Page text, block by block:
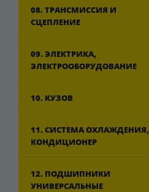
08. ТРАНСМИССИЯ И
СЦЕПЛЕНИЕ
09. ЭЛЕКТРИКА,
ЭЛЕКТРООБОРУДОВАНИЕ
10. КУЗОВ
11. СИСТЕМА ОХЛАЖДЕНИЯ,
КОНДИЦИОНЕР
12. ПОДШИПНИКИ
УНИВЕРСАЛЬНЫЕ